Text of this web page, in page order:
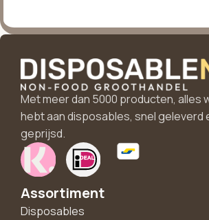
Met meer dan 5000 producten, alles
hebt aan disposables, snel geleverd
geprijsd.
Assortiment
Disposables